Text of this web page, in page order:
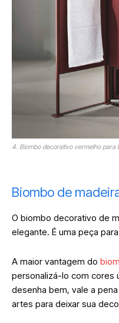
4. Biombo decorativo vermelho para
Biombo de
O biombo decorativo de
elegante. É uma peça
A maior vantagem do
personalizá-lo com cores
desenha bem, vale a
artes para deixar sua